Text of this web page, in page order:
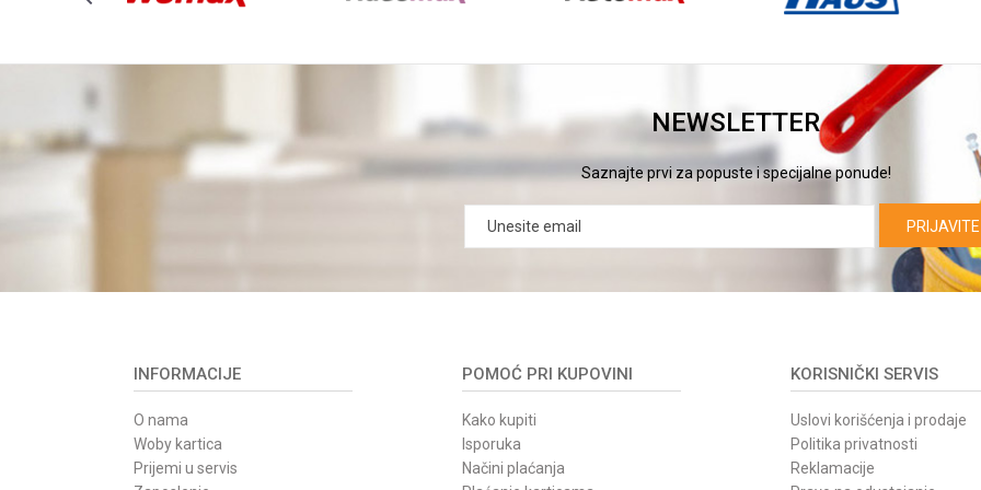
NEWSLETTER
Saznajte prvi za popuste i specijalne ponude!
INFORMACIJE
O nama
Woby kartica
Prijemi u servis
POMOĆ PRI KUPOVINI
Kako kupiti
Isporuka
Načini plaćanja
KORISNIČKI SERVIS
Uslovi korišćenja i prodaje
Politika privatnosti
Reklamacije